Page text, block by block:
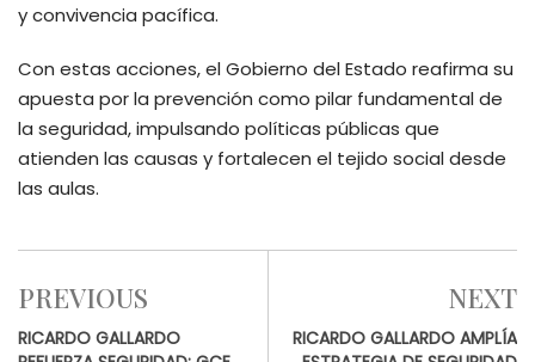
y convivencia pacífica.
Con estas acciones, el Gobierno del Estado reafirma su
apuesta por la prevención como pilar fundamental de
la seguridad, impulsando políticas públicas que
atienden las causas y fortalecen el tejido social desde
las aulas.
PREVIOUS
RICARDO GALLARDO
NEXT
RICARDO GALLARDO AMPLÍA